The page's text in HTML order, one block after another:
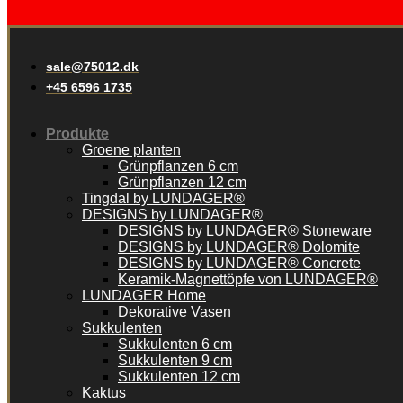
sale@75012.dk
+45 6596 1735
Produkte
Groene planten
Grünpflanzen 6 cm
Grünpflanzen 12 cm
Tingdal by LUNDAGER®
DESIGNS by LUNDAGER®
DESIGNS by LUNDAGER® Stoneware
DESIGNS by LUNDAGER® Dolomite
DESIGNS by LUNDAGER® Concrete
Keramik-Magnettöpfe von LUNDAGER®
LUNDAGER Home
Dekorative Vasen
Sukkulenten
Sukkulenten 6 cm
Sukkulenten 9 cm
Sukkulenten 12 cm
Kaktus